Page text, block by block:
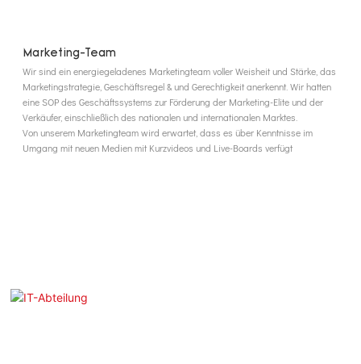
Marketing-Team
Wir sind ein energiegeladenes Marketingteam voller Weisheit und Stärke, das
Marketingstrategie, Geschäftsregel & und Gerechtigkeit anerkennt. Wir hatten
eine SOP des Geschäftssystems zur Förderung der Marketing-Elite und der
Verkäufer, einschließlich des nationalen und internationalen Marktes.
Von unserem Marketingteam wird erwartet, dass es über Kenntnisse im
Umgang mit neuen Medien mit Kurzvideos und Live-Boards verfügt